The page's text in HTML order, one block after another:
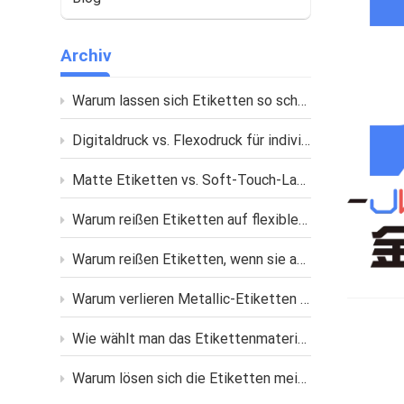
Archiv
Warum lassen sich Etiketten so schwer auf gebogenen Flaschen anbringen?
Digitaldruck vs. Flexodruck für individuelle Etiketten
Matte Etiketten vs. Soft-Touch-Laminierung: Was ist der Unterschied?
Warum reißen Etiketten auf flexiblen Verpackungen?
Warum reißen Etiketten, wenn sie auf weiche Quetschflaschen geklebt werden?
Warum verlieren Metallic-Etiketten nach dem Bedrucken oder Laminieren ihren Glanz?
Wie wählt man das Etikettenmaterial für Flaschen mit öliger Hautpflege aus?
Warum lösen sich die Etiketten meiner Kosmetikprodukte im feuchten Badezimmer ab?